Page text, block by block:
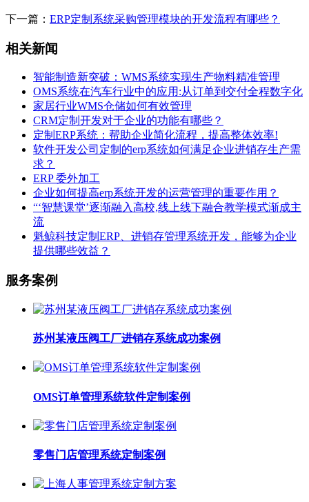
下一篇： ERP定制系统采购管理模块的开发流程有哪些？
相关新闻
智能制造新突破：WMS系统实现生产物料精准管理
OMS系统在汽车行业中的应用:从订单到交付全程数字化
家居行业WMS仓储如何有效管理
CRM定制开发对于企业的功能有哪些？
定制ERP系统：帮助企业简化流程，提高整体效率!
软件开发公司定制的erp系统如何满足企业进销存生产需
求？
ERP 委外加工
企业如何提高erp系统开发的运营管理的重要作用？
“‘智慧课堂’逐渐融入高校,线上线下融合教学模式渐成主
流
魁鲸科技定制ERP、进销存管理系统开发，能够为企业
提供哪些效益？
服务案例
苏州某液压阀工厂进销存系统成功案例
OMS订单管理系统软件定制案例
零售门店管理系统定制案例